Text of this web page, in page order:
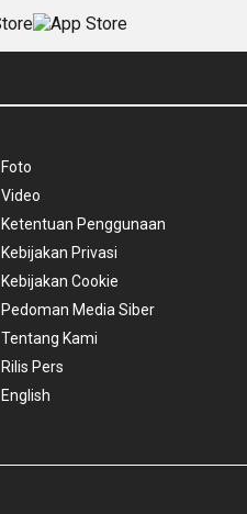
Foto
Video
Ketentuan Penggunaan
Kebijakan Privasi
Kebijakan Cookie
Pedoman Media Siber
Tentang Kami
Rilis Pers
English